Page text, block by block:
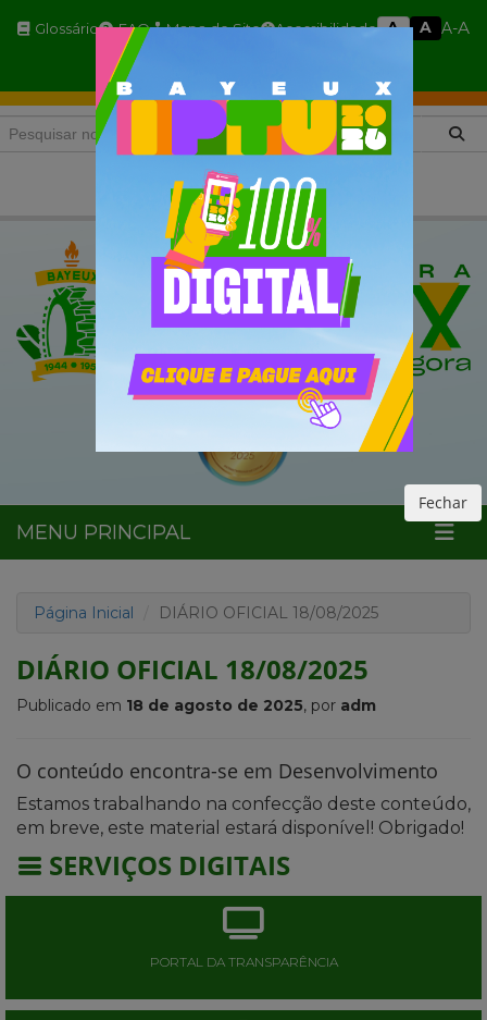
Glossário FAQ Mapa do Site Acessibilidade A A A-A
MENU PRINCIPAL
Página Inicial DIÁRIO OFICIAL 18/08/2025
DIÁRIO OFICIAL 18/08/2025
Publicado em 18 de agosto de 2025, por adm
O conteúdo encontra-se em Desenvolvimento
Estamos trabalhando na confecção deste conteúdo,
em breve, este material estará disponível! Obrigado!
SERVIÇOS DIGITAIS
PORTAL DA TRANSPARÊNCIA
Fechar